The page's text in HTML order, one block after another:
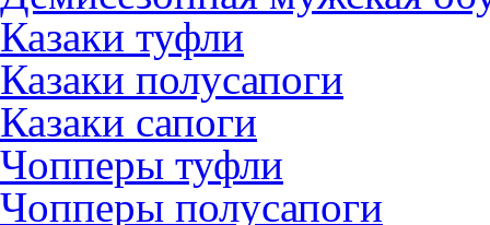
Казаки туфли
Казаки полусапоги
Казаки сапоги
Чопперы туфли
Чопперы полусапоги